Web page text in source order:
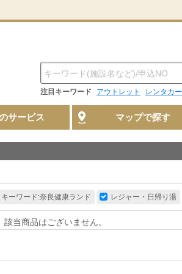
注目キーワード アウトレット レンタカー
サービス マップで探す
キーワード:奈良健康ランド レジャー・日帰り湯
当商品はございません。